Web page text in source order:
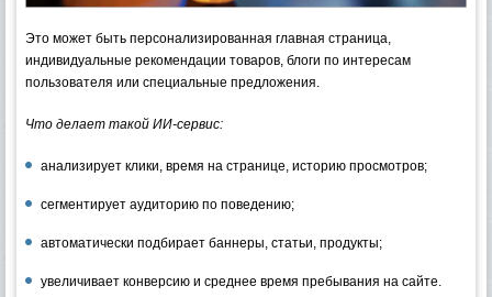
Это может быть персонализированная главная страница,
индивидуальные рекомендации товаров, блоги по интересам
пользователя или специальные предложения.
Что делает такой ИИ-сервис:
анализирует клики, время на странице, историю просмотров;
сегментирует аудиторию по поведению;
автоматически подбирает баннеры, статьи, продукты;
увеличивает конверсию и среднее время пребывания на сайте.